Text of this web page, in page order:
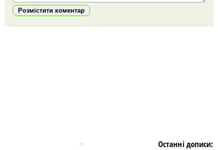
Розмістити коментар
Останні дописи: